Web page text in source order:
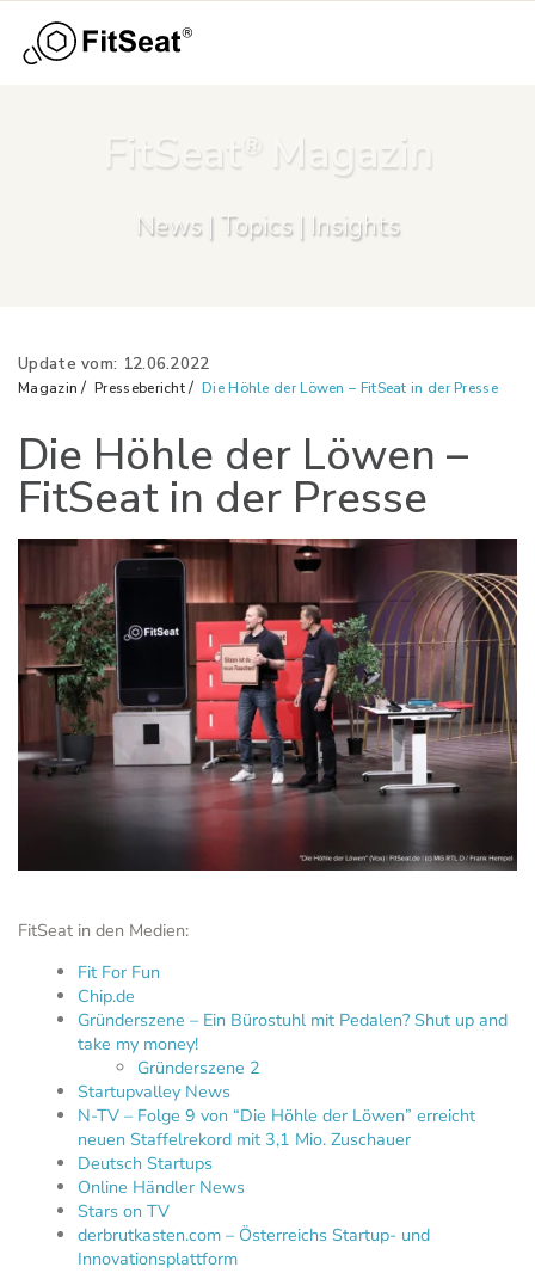
Skip to main content
FitSeat ® Magazin
News | Topics | Insights
Update vom: 12.06.2022
Magazin Pressebericht Die Höhle der Löwen – FitSeat in der Presse
Die Höhle der Löwen –
FitSeat in der Presse
FitSeat in den Medien:
Fit For Fun
Chip.de
Gründerszene – Ein Bürostuhl mit Pedalen? Shut up and
take my money!
Gründerszene 2
Startupvalley News
N-TV – Folge 9 von “Die Höhle der Löwen” erreicht
neuen Staffelrekord mit 3,1 Mio. Zuschauer
Deutsch Startups
Online Händler News
Stars on TV
derbrutkasten.com – Österreichs Startup- und
Innovationsplattform